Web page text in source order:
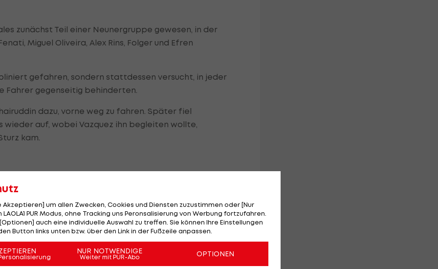
zunächst Teil einer Neunergruppe gewesen, in der
Miguel Oliveira, Alex Rins, Folger und Efren
gefahren, sondern stattdessen versucht, in jeder
Fahrer gegenseitig behinderten.
dazu, vorne weg zu fahren. Später fiel
wieder auf, wobei Vazquez ihn begleiten wollte,
kam.
ihre Zeiten, nur ganz selten änderte sich was an der
damit abfinden, dass der Zug abgefahren war.
nachzusetzen und konnten sich damit vom Rest
einzuholen.
Cortese nutzte die Kraft seiner KTM, um eingangs
Akzeptieren] um allen Zwecken, Cookies und Diensten zuzustimmen oder [Nur
PUR Modus, ohne Tracking uns Peronsalisierung von Werbung fortzufahren.
auch eine individuelle Auswahl zu treffen. Sie können Ihre Einstellungen
Button links unten bzw. über den Link in der Fußzeile anpassen.
NUR NOTWENDIGE
Weiter mit PUR-Abo OPTIONEN